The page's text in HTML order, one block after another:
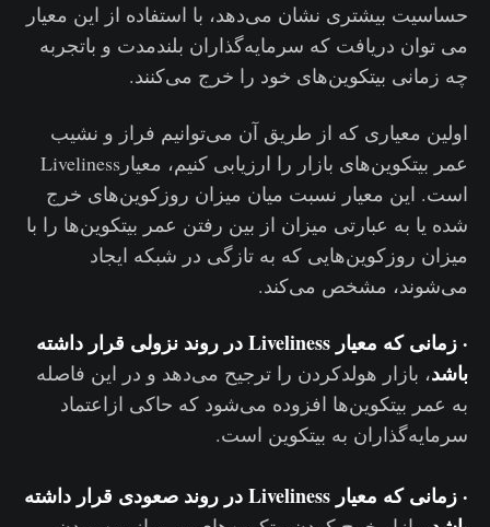
حساسیت بیشتری نشان می‌دهد، با استفاده از این معیار
می توان دریافت که سرمایه‌گذاران بلندمدت و باتجربه
چه زمانی بیتکوین‌های خود را خرج می‌کنند.
اولین معیاری که از طریق آن می‌توانیم فراز و نشیب
عمر بیتکوین‌های بازار را ارزیابی کنیم، معیارLiveliness
است. این معیار نسبت میان میزان روزکوین‌های خرج
شده یا به عبارتی میزان از بین رفتن عمر بیتکوین‌ها را با
میزان روزکوین‌هایی که به تازگی در شبکه ایجاد
می‌شوند، مشخص می‌کند.
· زمانی که معیار Liveliness در روند نزولی قرار داشته
باشد، بازار هولدکردن را ترجیح می‌دهد و در این فاصله
به عمر بیتکوین‌ها افزوده می‌شود که حاکی ازاعتماد
سرمایه‌گذاران به بیتکوین است.
· زمانی که معیار Liveliness در روند صعودی قرار داشته